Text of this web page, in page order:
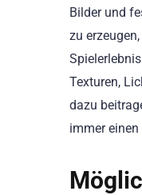
Bilder und
zu
Texturen,
dazu
immer